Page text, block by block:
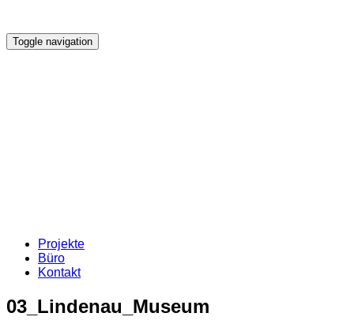
Toggle navigation
Projekte
Büro
Kontakt
03_Lindenau_Museum